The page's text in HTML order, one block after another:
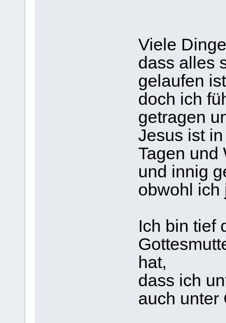
Viele
dass alles
gelaufen
doch ich
getragen
Jesus ist
Tagen und
und innig
obwohl ich
Ich bin tief
hat,
dass ich
auch unter